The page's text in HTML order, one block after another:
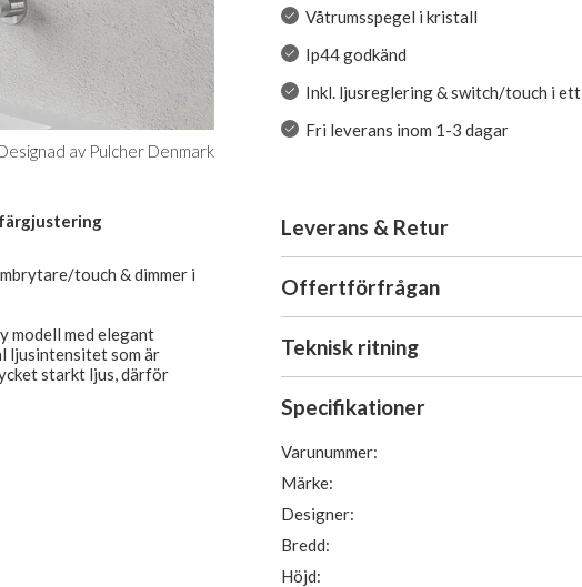
av Pulcher Denmark
färgjustering
touch & dimmer i
modell med elegant
ljusintensitet som är
starkt ljus, därför
Våtrumsspegel i kristall
Ip44 godkänd
Inkl. ljusreglering & switch/touch i ett
Fri leverans inom 1-3 dagar
Leverans & Retur
Offertförfrågan
Teknisk ritning
Specifikationer
Varunummer:
Märke:
Designer:
Bredd:
Höjd: